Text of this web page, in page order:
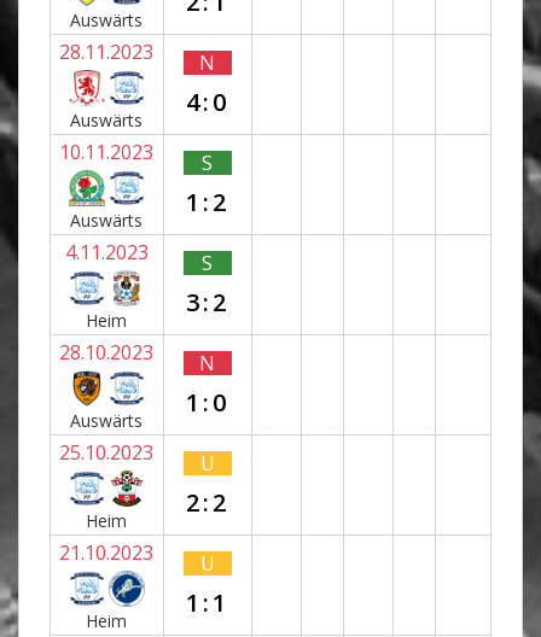
Auswärts
28.11.2023
Auswärts
N
4:0
10.11.2023
Auswärts
S
1:2
4.11.2023
Heim
S
3:2
28.10.2023
Auswärts
N
1:0
25.10.2023
Heim
U
2:2
21.10.2023
Heim
U
1:1